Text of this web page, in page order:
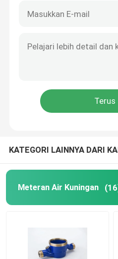
Ingot Perunggu
Batang Perunggu
Strip tembaga
Bar Bus Tembaga
KATEGORI LAINNYA DARI
Meteran Air Kuningan